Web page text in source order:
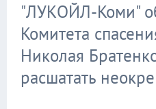
"ЛУКОЙЛ-Коми"
Комитета
Николая
расшатать